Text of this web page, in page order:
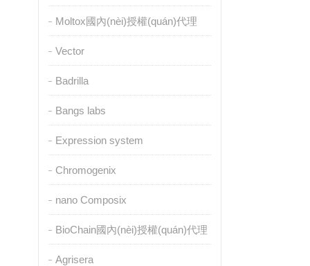
Moltox國內(nèi)授權(quán)代理
Vector
Badrilla
Bangs labs
Expression system
Chromogenix
nano Composix
BioChain國內(nèi)授權(quán)代理
Agrisera